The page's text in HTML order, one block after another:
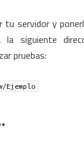
tu servidor y
la siguiente
pruebas:
Ejemplo